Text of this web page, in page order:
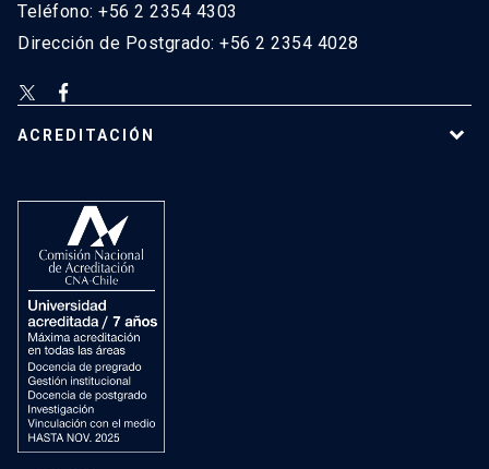
Teléfono: +56 2 2354 4303
Dirección de Postgrado: +56 2 2354 4028
ACREDITACIÓN